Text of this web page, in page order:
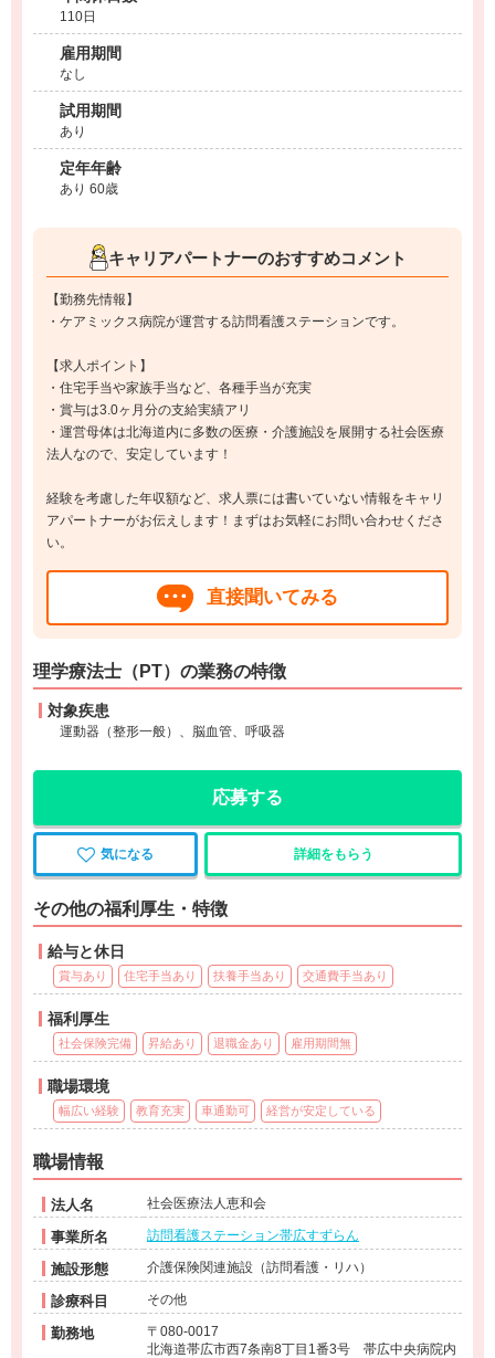
110日
雇用期間
なし
試用期間
あり
定年年齢
あり 60歳
キャリアパートナーのおすすめコメント
【勤務先情報】
・ケアミックス病院が運営する訪問看護ステーションです。
【求人ポイント】
・住宅手当や家族手当など、各種手当が充実
・賞与は3.0ヶ月分の支給実績アリ
・運営母体は北海道内に多数の医療・介護施設を展開する社会医療
法人なので、安定しています！
経験を考慮した年収額など、求人票には書いていない情報をキャリ
アパートナーがお伝えします！まずはお気軽にお問い合わせくださ
い。
直接聞いてみる
理学療法士（PT）の業務の特徴
対象疾患
運動器（整形一般）、脳血管、呼吸器
応募する
気になる 詳細をもらう
その他の福利厚生・特徴
給与と休日
賞与あり 住宅手当あり 扶養手当あり 交通費手当あり
福利厚生
社会保険完備 昇給あり 退職金あり 雇用期間無
職場環境
幅広い経験 教育充実 車通勤可 経営が安定している
職場情報
法人名 社会医療法人恵和会
事業所名 訪問看護ステーション帯広すずらん
施設形態 介護保険関連施設（訪問看護・リハ）
診療科目 その他
勤務地
〒080-0017
北海道帯広市西7条南8丁目1番3号 帯広中央病院内